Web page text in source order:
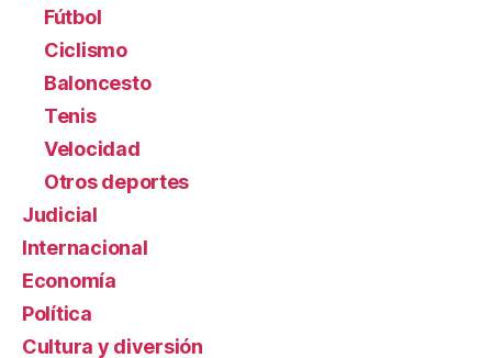
Fútbol
Ciclismo
Baloncesto
Tenis
Velocidad
Otros deportes
Judicial
Internacional
Economía
Política
Cultura y diversión